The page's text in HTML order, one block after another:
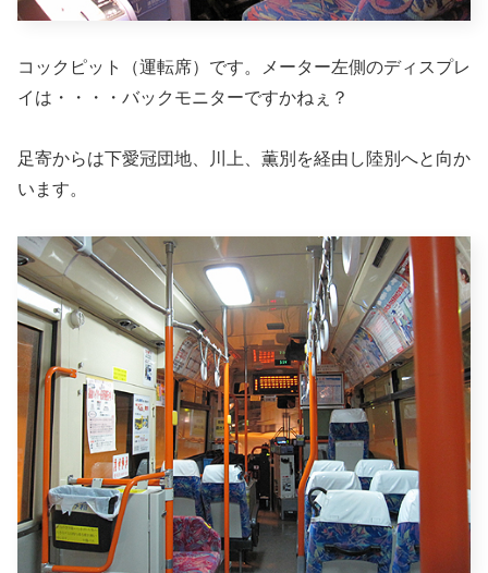
コックピット（運転席）です。メーター左側のディスプレ
イは・・・・バックモニターですかねぇ？
足寄からは下愛冠団地、川上、薫別を経由し陸別へと向か
います。